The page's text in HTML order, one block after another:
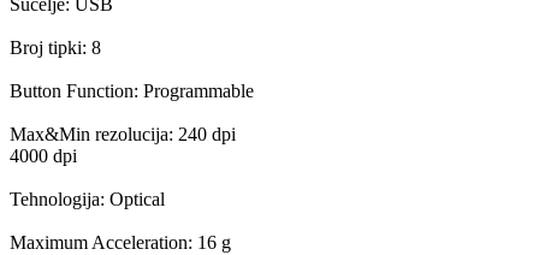
Broj tipki: 8
Button Function: Programmable
Max&Min rezolucija: 240 dpi
4000 dpi
Tehnologija: Optical
Maximum Acceleration: 16 g